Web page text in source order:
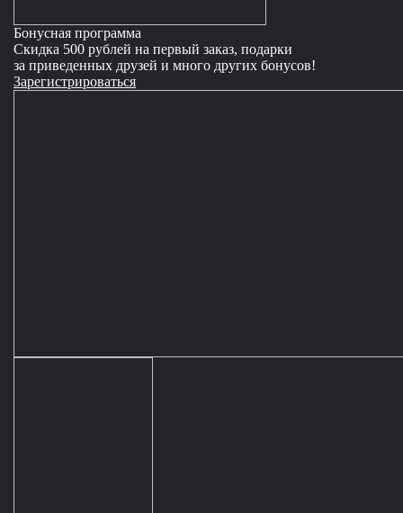
Бонусная программа
Скидка 500 рублей на первый заказ, подарки
за приведенных друзей и много других бонусов!
Зарегистрироваться